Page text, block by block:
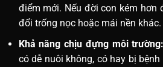
điểm mới. Nếu đời con kém hơn
đổi trống nọc hoặc mái nền khác.
Khả năng chịu đựng môi trường:
có dễ nuôi không, có hay bị